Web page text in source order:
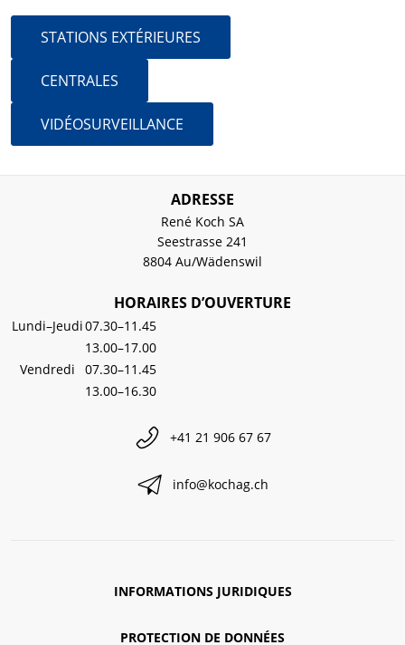
STATIONS EXTÉRIEURES
CENTRALES
VIDÉOSURVEILLANCE
ADRESSE
René Koch SA
Seestrasse 241
8804 Au/Wädenswil
HORAIRES D’OUVERTURE
Lundi–Jeudi07.30–11.45
13.00–17.00
Vendredi
07.30–11.45
13.00–16.30
+41 21 906 67 67
info@kochag.ch
INFORMATIONS JURIDIQUES
PROTECTION DE DONNÉES